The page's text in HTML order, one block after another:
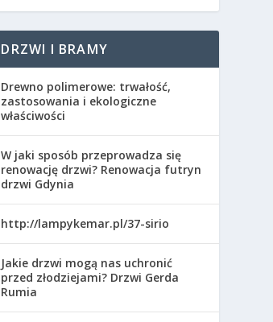
DRZWI I BRAMY
Drewno polimerowe: trwałość,
zastosowania i ekologiczne
właściwości
W jaki sposób przeprowadza się
renowację drzwi? Renowacja futryn
drzwi Gdynia
http://lampykemar.pl/37-sirio
Jakie drzwi mogą nas uchronić
przed złodziejami? Drzwi Gerda
Rumia